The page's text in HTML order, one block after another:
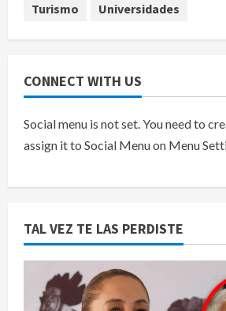
Turismo
Universidades
CONNECT WITH US
Social menu is not set. You need to
assign it to Social Menu on Menu
TAL VEZ TE LAS PERDISTE